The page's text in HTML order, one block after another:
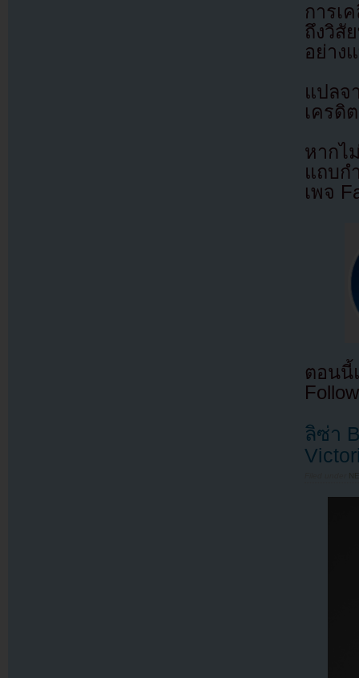
การเ
ถึงวิสั
อย่าง
แปล
เครดิ
หากไ
แถบก
เพจ
ตอนนี้
ลิซ่า